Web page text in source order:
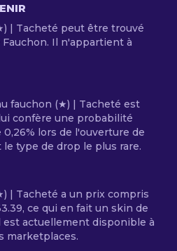
| Tacheté peut être trouvé
Fauchon. Il n'appartient à
fauchon (★) | Tacheté est
confère une probabilité
lors de l'ouverture de
le type de drop le plus rare.
| Tacheté a un prix compris
ce qui en fait un skin de
est actuellement disponible à
marketplaces.